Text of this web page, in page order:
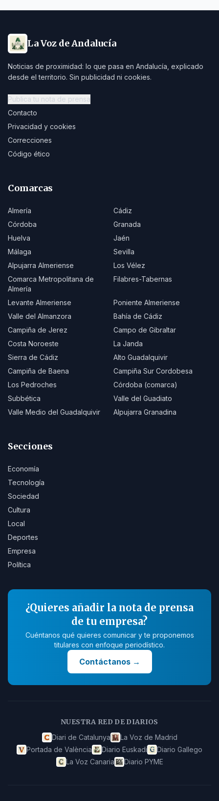
La Voz de Andalucía
Noticias de proximidad: lo que pasa en Andalucía, explicado
desde el territorio. Sin publicidad ni cookies.
Publica tu nota de prensa
Contacto
Privacidad y cookies
Correcciones
Código ético
Comarcas
Almería
Cádiz
Córdoba
Granada
Huelva
Jaén
Málaga
Sevilla
Alpujarra Almeriense
Los Vélez
Comarca Metropolitana de
Almería
Filabres-Tabernas
Levante Almeriense
Poniente Almeriense
Valle del Almanzora
Bahía de Cádiz
Campiña de Jerez
Campo de Gibraltar
Costa Noroeste
La Janda
Sierra de Cádiz
Alto Guadalquivir
Campiña de Baena
Campiña Sur Cordobesa
Los Pedroches
Córdoba (comarca)
Subbética
Valle del Guadiato
Valle Medio del Guadalquivir
Alpujarra Granadina
Secciones
Economía
Tecnología
Sociedad
Cultura
Local
Deportes
Empresa
Política
¿Quieres añadir la nota de prensa
de tu empresa?
Cuéntanos qué quieres comunicar y te proponemos
titulares con enfoque periodístico.
Contáctanos→
NUESTRA RED DE DIARIOS
Diari de Catalunya
La Voz de Madrid
Portada de València
Diario Euskadi
Diario Gallego
La Voz Canaria
Diario PYME